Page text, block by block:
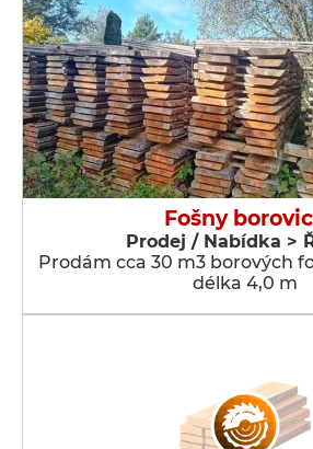
Fošny
Prodej / Nabídka >
Prodám cca 30 m3 borových
délka 4,0 m